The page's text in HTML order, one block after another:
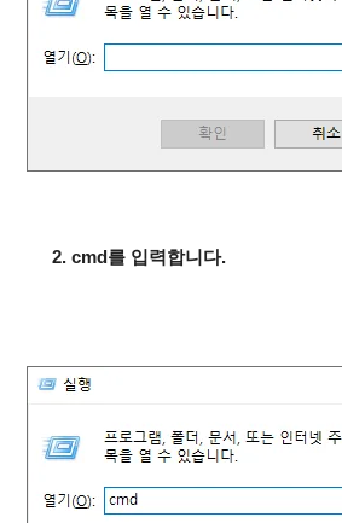
2. cmd를 입력합니다.